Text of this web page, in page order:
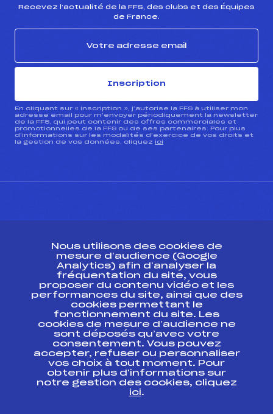
Recevez l’actualité de la FFS, des clubs et des Équipes
de France.
Inscription
En cliquant sur « inscription », j’autorise la FFS à utiliser mon
adresse email pour m’envoyer périodiquement la newsletter
de la FFS, qui peut contenir des offres commerciales et
promotionnelles de la FFS ou de ses partenaires. Pour plus
d’informations sur les modalités d’exercice de vos droits et
la gestion de vos données, cliquez ici
Ressources
Pass’Neige
Projet sportif fédéral
Projet de performance fédéral
Antidopage
Pôle Développement, Formation, Suivi
Scientifique
Listes ministérielles
Pôle vie de l’athlète
Enseignement professionnel
Nous utilisons des cookies de
mesure d’audience (Google
Analytics) afin d’analyser la
fréquentation du site, vous
proposer du contenu vidéo et les
performances du site, ainsi que des
cookies permettant le
fonctionnement du site. Les
cookies de mesure d’audience ne
sont déposés qu’avec votre
consentement. Vous pouvez
accepter, refuser ou personnaliser
vos choix à tout moment. Pour
obtenir plus d'informations sur
notre gestion des cookies, cliquez
ici.